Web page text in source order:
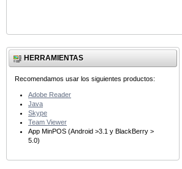
HERRAMIENTAS
Recomendamos usar los siguientes productos:
Adobe Reader
Java
Skype
Team Viewer
App MinPOS (Android >3.1 y BlackBerry >
5.0)